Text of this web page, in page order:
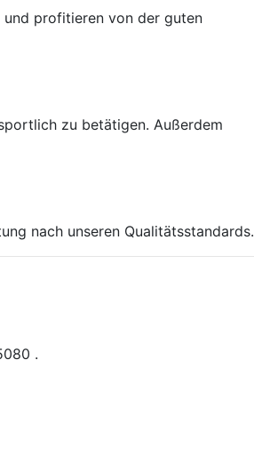
profitieren von der guten
zu betätigen. Außerdem
nach unseren Qualitätsstandards.
.